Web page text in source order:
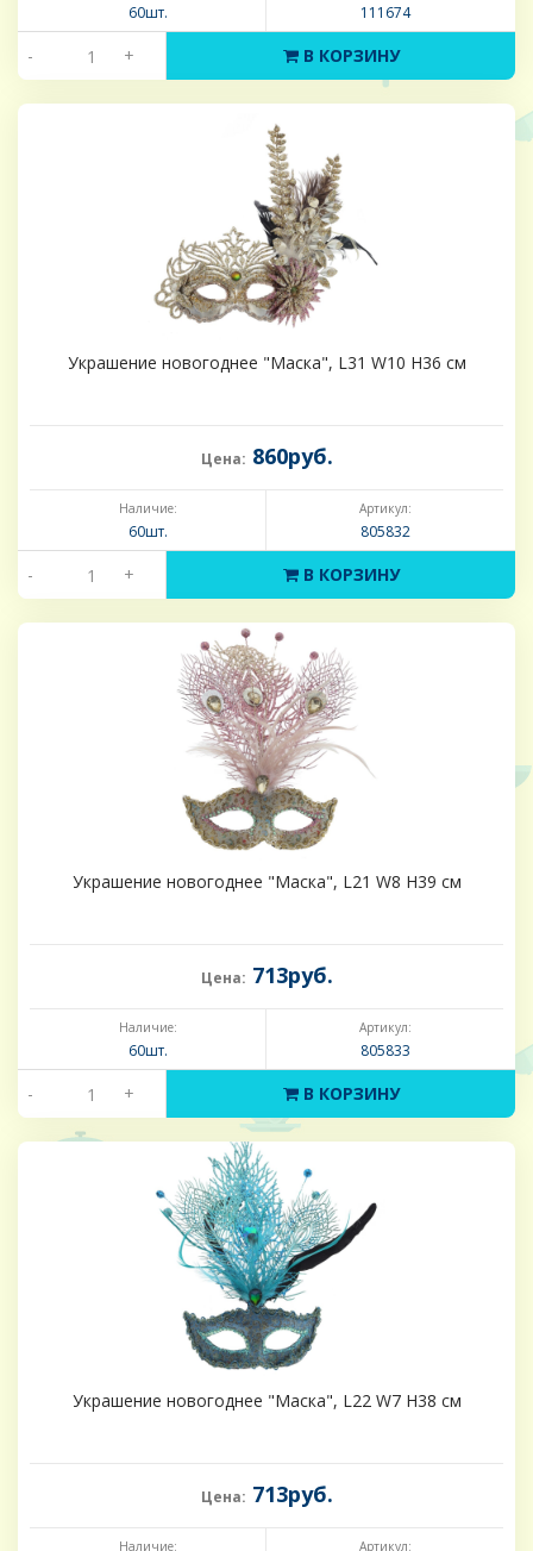
60шт. 111674
- + В КОРЗИНУ
Украшение новогоднее "Маска", L31 W10 H36 см
Цена: 860руб.
Наличие:
60шт.
Артикул:
805832
- + В КОРЗИНУ
Украшение новогоднее "Маска", L21 W8 H39 см
Цена: 713руб.
Наличие:
60шт.
Артикул:
805833
- + В КОРЗИНУ
Украшение новогоднее "Маска", L22 W7 H38 см
Цена: 713руб.
Наличие: Артикул: